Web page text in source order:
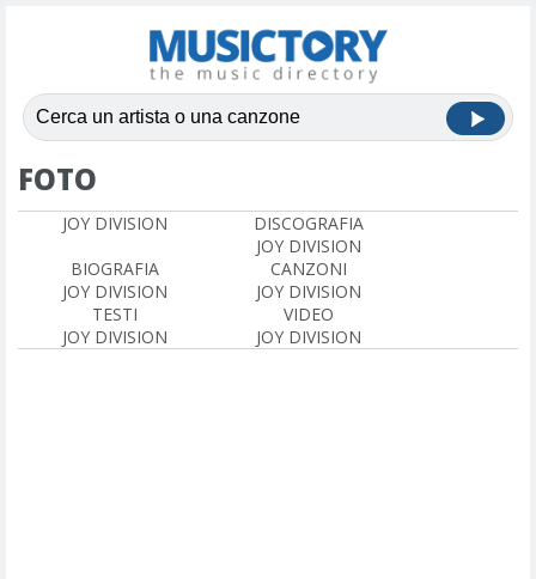
FOTO
JOY DIVISION
DISCOGRAFIA
JOY DIVISION
BIOGRAFIA
JOY DIVISION
CANZONI
JOY DIVISION
TESTI
JOY DIVISION
VIDEO
JOY DIVISION